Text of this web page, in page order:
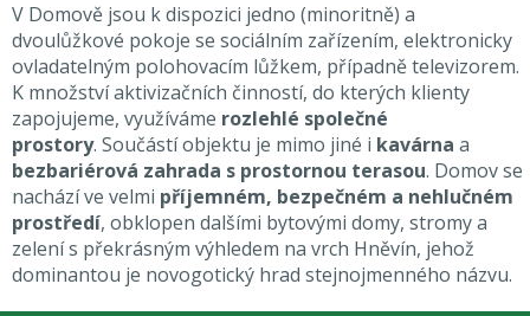
V Domově jsou k dispozici jedno (minoritně) a
dvoulůžkové pokoje se sociálním zařízením, elektronicky
ovladatelným polohovacím lůžkem, případně televizorem.
K množství aktivizačních činností, do kterých klienty
zapojujeme, využíváme rozlehlé společné
prostory. Součástí objektu je mimo jiné i kavárna a
bezbariérová zahrada s prostornou terasou. Domov se
nachází ve velmi příjemném, bezpečném a nehlučném
prostředí, obklopen dalšími bytovými domy, stromy a
zelení s překrásným výhledem na vrch Hněvín, jehož
dominantou je novogotický hrad stejnojmenného názvu.